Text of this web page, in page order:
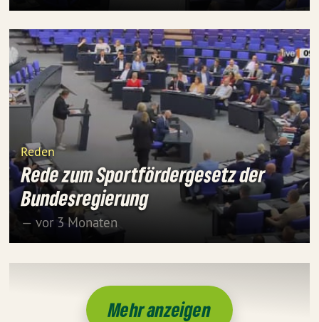
Reden
Rede zum Sportfördergesetz der
Bundesregierung
— vor 3 Monaten
Mehr anzeigen